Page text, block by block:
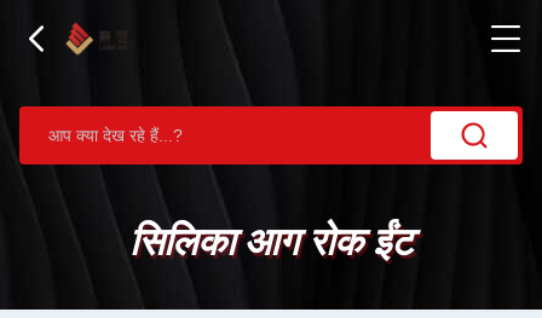
सिलिका आग रोक ईंट